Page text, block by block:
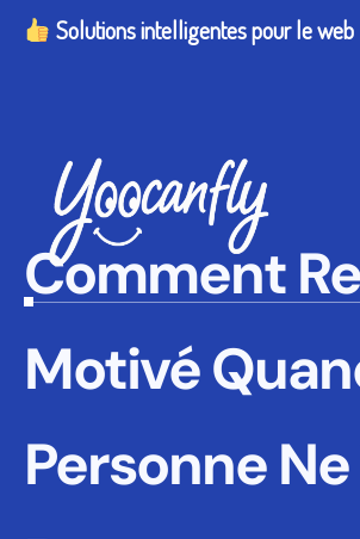
Comment
Motivé
Personne
Solutions intelligentes pour le web